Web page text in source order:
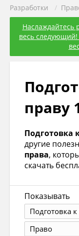
Разработки /
Наслаждайтесь
весь следующий!
праву
Подготовка
другие
права,
скачать
Показывать
Подготовка к
Право